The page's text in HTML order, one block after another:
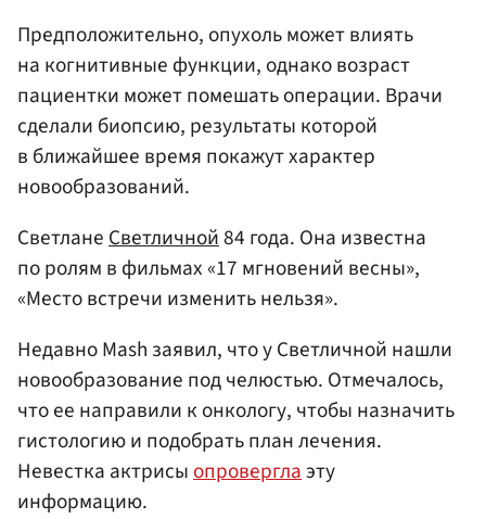
Предположительно, опухоль может влиять
на когнитивные функции, однако возраст
пациентки может помешать операции. Врачи
сделали биопсию, результаты которой
в ближайшее время покажут характер
новообразований.
СветланеСветличной84 года. Она известна
по ролям в фильмах «17 мгновений весны»,
«Место встречи изменить нельзя».
Недавно Mash заявил, что у Светличной нашли
новообразование под челюстью. Отмечалось,
что ее направили к онкологу, чтобы назначить
гистологию и подобрать план лечения.
Невестка актрисыопроверглаэту
информацию.